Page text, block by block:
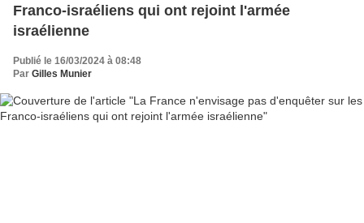
Franco-israéliens qui ont rejoint l'armée
israélienne
Publié le 16/03/2024 à 08:48
Par Gilles Munier